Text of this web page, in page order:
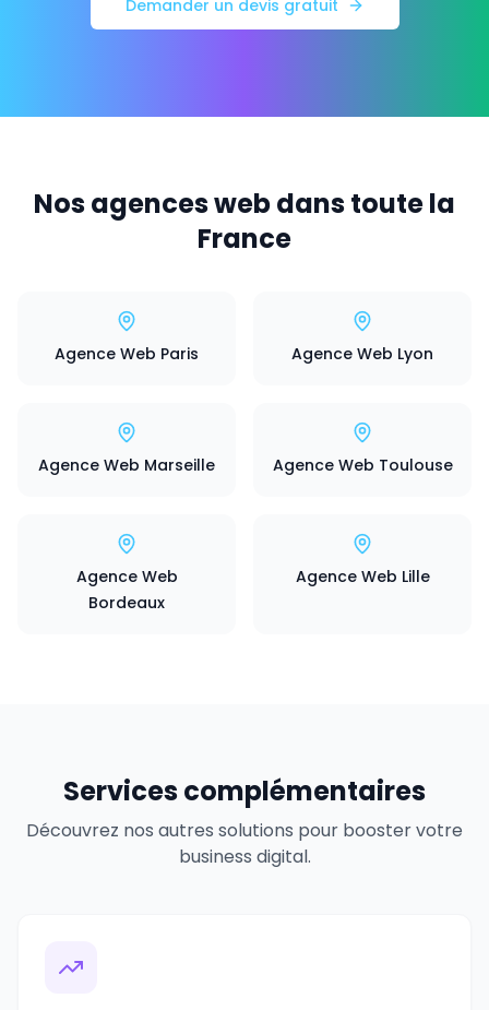
Demander un devis gratuit
Nos agences web dans toute la
France
Agence Web Paris Agence Web Lyon
Agence Web Marseille Agence Web Toulouse
Agence Web
Bordeaux
Agence Web Lille
Services complémentaires
Découvrez nos autres solutions pour booster votre
business digital.